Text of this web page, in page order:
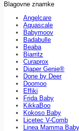
Blagovne znamke
Angelcare
Aquascale
Babymoov
Badabulle
Beaba
Biarritz
Curaprox
Diaper Genie®
Done by Deer
Doomoo
Effiki
Frida Baby
KikkaBoo
Kokoso Baby
Licetec V-Comb
Linea Mamma Baby